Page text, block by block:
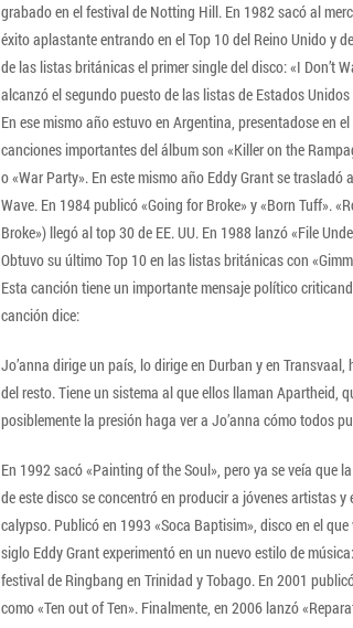
grabado en el festival de Notting Hill. En 1982 sacó al
éxito aplastante entrando en el Top 10 del Reino Unido y
de las listas británicas el primer single del disco: «I Don’t
alcanzó el segundo puesto de las listas de Estados
En ese mismo año estuvo en Argentina, presentadose en
canciones importantes del álbum son «Killer on the
o «War Party». En este mismo año Eddy Grant se
Wave. En 1984 publicó «Going for Broke» y «Born Tuff».
Broke») llegó al top 30 de EE. UU. En 1988 lanzó «File
Obtuvo su último Top 10 en las listas británicas con
Esta canción tiene un importante mensaje político
canción dice:
Jo’anna dirige un país, lo dirige en Durban y en
del resto. Tiene un sistema al que ellos llaman Apartheid,
posiblemente la presión haga ver a Jo’anna cómo todos
En 1992 sacó «Painting of the Soul», pero ya se veía que
de este disco se concentró en producir a jóvenes artistas
calypso. Publicó en 1993 «Soca Baptisim», disco en el
siglo Eddy Grant experimentó en un nuevo estilo de
festival de Ringbang en Trinidad y Tobago. En 2001
como «Ten out of Ten». Finalmente, en 2006 lanzó